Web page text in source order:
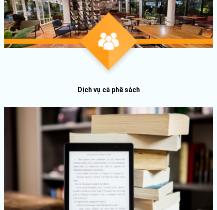
Dịch vụ cà phê sách